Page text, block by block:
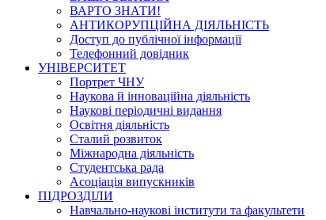
ВАРТО ЗНАТИ!
АНТИКОРУПЦІЙНА ДІЯЛЬНІСТЬ
Доступ до публічної інформації
Телефонний довідник
УНІВЕРСИТЕТ
Портрет ЧНУ
Наукова й інноваційна діяльність
Наукові періодичні видання
Освітня діяльність
Сталий розвиток
Міжнародна діяльність
Студентська рада
Асоціація випускників
ПІДРОЗДІЛИ
Навчально-наукові інститути та факультети